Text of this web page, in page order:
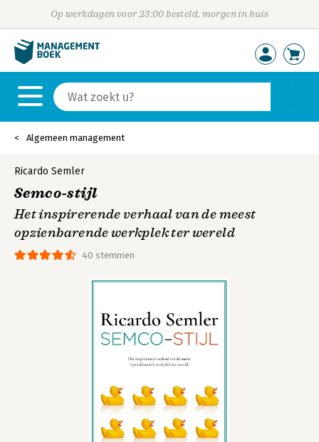
Op werkdagen voor 23:00 besteld, morgen in huis
Algemeen management
40 stemmen
Ricardo Semler
Semco-stijl
Het inspirerende verhaal van de meest
opzienbarende werkplek ter wereld